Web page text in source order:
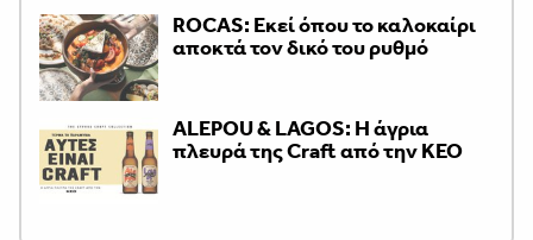
ROCAS: Εκεί όπου το καλοκαίρι
αποκτά τον δικό του ρυθμό
ALEPOU & LAGOS: Η άγρια
πλευρά της Craft από την ΚΕΟ